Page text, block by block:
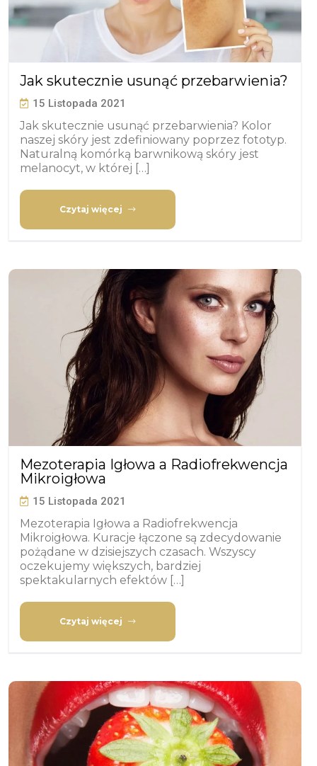
Jak skutecznie usunąć przebarwienia?
15 Listopada 2021
Jak skutecznie usunąć przebarwienia? Kolor
naszej skóry jest zdefiniowany poprzez fototyp.
Naturalną komórką barwnikową skóry jest
melanocyt, w której […]
Czytaj więcej
Mezoterapia Igłowa a Radiofrekwencja
Mikroigłowa
15 Listopada 2021
Mezoterapia Igłowa a Radiofrekwencja
Mikroigłowa. Kuracje łączone są zdecydowanie
pożądane w dzisiejszych czasach. Wszyscy
oczekujemy większych, bardziej
spektakularnych efektów […]
Czytaj więcej